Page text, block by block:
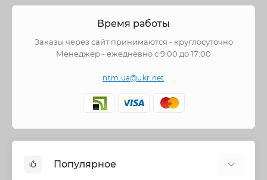
Время работы
Заказы через сайт принимаются - круглосуточно
Менеджер - ежедневно с 9:00 до 17:00
ntm.ua@ukr.net
Популярное